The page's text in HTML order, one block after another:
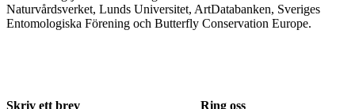
Naturvårdsverket, Lunds Universitet, ArtDatabanken, Sveriges
Entomologiska Förening och Butterfly Conservation Europe.
Skriv ett brev Ring oss